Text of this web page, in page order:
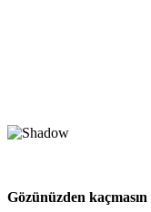
Gözünüzden kaçmasın